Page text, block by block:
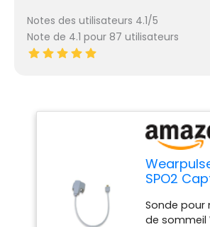
Notes des utilisateurs 4.1/5
Note de 4.1 pour 87 utilisateurs
SPO2
Visual
Sonde pour
de sommeil